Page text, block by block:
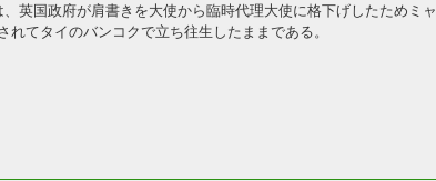
英国政府が肩書きを大使から臨時代理大使に格下げしたためミャ
てタイのバンコクで立ち往生したままである。